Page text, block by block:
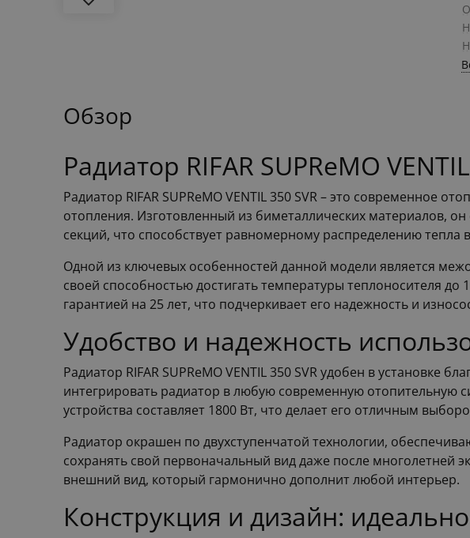
Обзор
Радиатор RIFAR SUPReMO
Радиатор RIFAR SUPReMO VENTIL 350 SVR – это современное
отопления. Изготовленный из биметаллических материалов,
секций, что способствует равномерному распределению
Одной из ключевых особенностей данной модели является
своей способностью достигать температуры теплоносителя до
гарантией на 25 лет, что подчеркивает его надежность и
Удобство и надежность
Радиатор RIFAR SUPReMO VENTIL 350 SVR удобен в
интегрировать радиатор в любую современную отопительную
устройства составляет 1800 Вт, что делает его отличным
Радиатор окрашен по двухступенчатой технологии,
сохранять свой первоначальный вид даже после многолетней
внешний вид, который гармонично дополнит любой интерьер.
Конструкция и дизайн: